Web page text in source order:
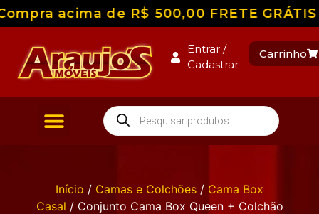
acima de R$ 500,00 FRETE
Entrar /
Cadastrar
Carrinho
Início / Camas e Colchões / Cama Box
Casal / Conjunto Cama Box Queen + Colchão